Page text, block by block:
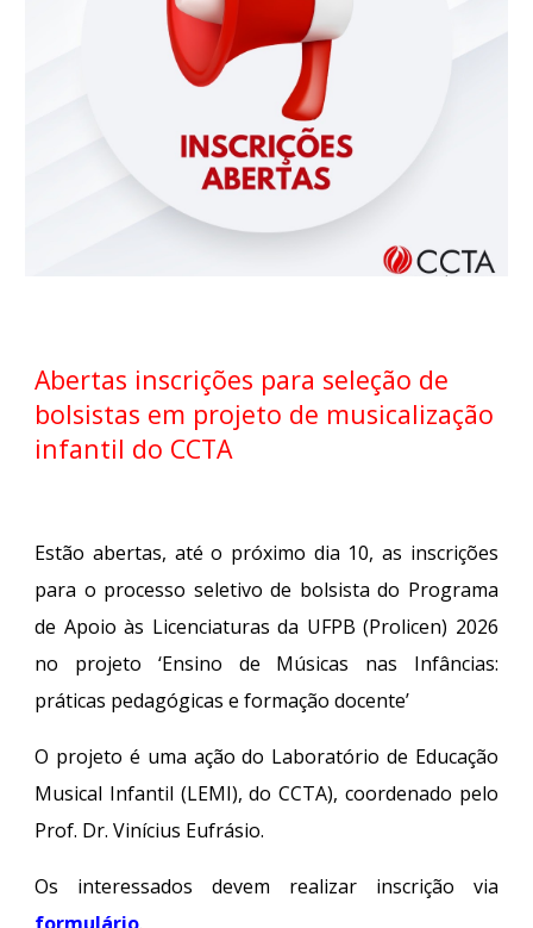
Abertas inscrições para seleção de
bolsistas em projeto de musicalização
infantil do CCTA
Estão abertas, até o próximo dia 10, as inscrições
para o processo seletivo de bolsista do Programa
de Apoio às Licenciaturas da UFPB (Prolicen) 2026
no projeto ‘Ensino de Músicas nas Infâncias:
práticas pedagógicas e formação docente’
O projeto é uma ação do Laboratório de Educação
Musical Infantil (LEMI), do CCTA), coordenado pelo
Prof. Dr. Vinícius Eufrásio.
Os interessados devem realizar inscrição via